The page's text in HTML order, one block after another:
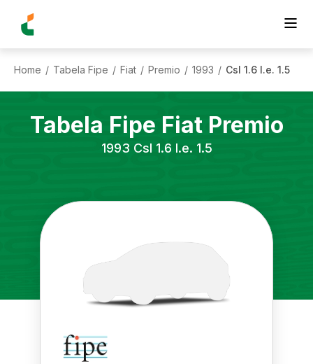
Home / Tabela Fipe / Fiat / Premio / 1993 / Csl 1.6 I.e. 1.5
Tabela Fipe Fiat Premio
1993 Csl 1.6 I.e. 1.5